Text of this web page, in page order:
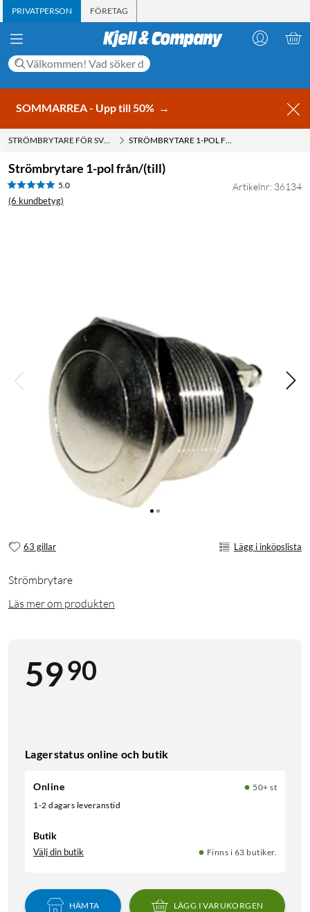
PRIVATPERSON FÖRETAG
SOMMARREA - Upp till 50% →
STRÖMBRYTARE FÖR SVAGSTRÖM STRÖMBRYTARE 1-POL FRÅN/(TILL)
Strömbrytare 1-pol från/(till)
5.0
(6 kundbetyg)
Artikelnr: 36134
63 gillar Lägg i inköpslista
Strömbrytare
Läs mer om produkten
5990
Lagerstatus online och butik
Online
50+ st
1-2 dagars leveranstid
Butik
Välj din butik Finns i 63 butiker.
HÄMTA LÄGG I VARUKORGEN